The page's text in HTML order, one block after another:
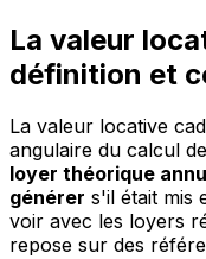
La valeur
définition et
La valeur locative
angulaire du calcul
loyer théorique
générer s'il était mis
voir avec les loyers
repose sur des